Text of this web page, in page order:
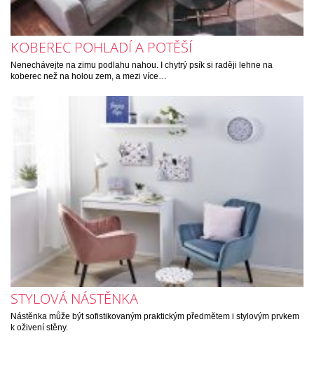
KOBEREC POHLADÍ A POTĚŠÍ
Nenechávejte na zimu podlahu nahou. I chytrý psík si raději lehne na
koberec než na holou zem, a mezi více…
STYLOVÁ NÁSTĚNKA
Nástěnka může být sofistikovaným praktickým předmětem i stylovým prvkem
k oživení stěny.